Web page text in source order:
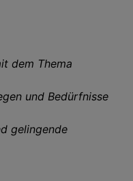
dem Thema
und Bedürfnisse
gelingende